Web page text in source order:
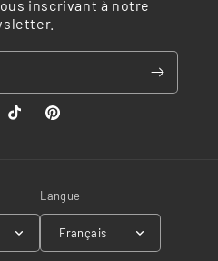
inscrivant à notre
TikTok Pinterest
Langue
Français